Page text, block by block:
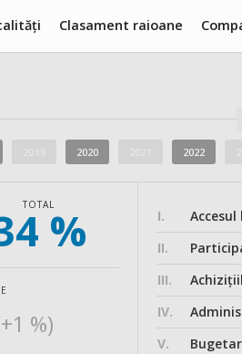
Clasament raioane
2020 2022
TOTAL%
%)
I.
II.
III.
IV.
V.